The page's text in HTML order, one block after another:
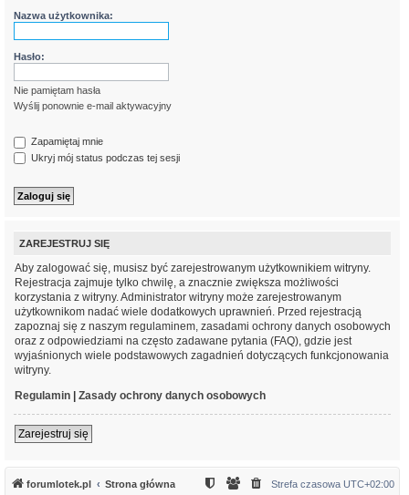
Nazwa użytkownika:
Hasło:
Nie pamiętam hasła
Wyślij ponownie e-mail aktywacyjny
Zapamiętaj mnie
Ukryj mój status podczas tej sesji
ZAREJESTRUJ SIĘ
Aby zalogować się, musisz być zarejestrowanym użytkownikiem witryny.
Rejestracja zajmuje tylko chwilę, a znacznie zwiększa możliwości
korzystania z witryny. Administrator witryny może zarejestrowanym
użytkownikom nadać wiele dodatkowych uprawnień. Przed rejestracją
zapoznaj się z naszym regulaminem, zasadami ochrony danych osobowych
oraz z odpowiedziami na często zadawane pytania (FAQ), gdzie jest
wyjaśnionych wiele podstawowych zagadnień dotyczących funkcjonowania
witryny.
Regulamin
Zasady ochrony danych osobowych
Zarejestruj się
forumlotek.pl Strona główna Strefa czasowa UTC+02:00